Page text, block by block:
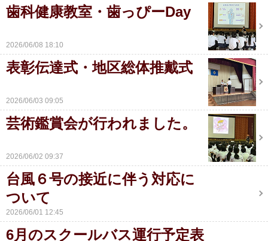
歯科健康教室・歯っぴーDay
2026/06/08 18:10
表彰伝達式・地区総体推戴式
2026/06/03 09:05
芸術鑑賞会が行われました。
2026/06/02 09:37
台風６号の接近に伴う対応に
ついて
2026/06/01 12:45
6月のスクールバス運行予定表